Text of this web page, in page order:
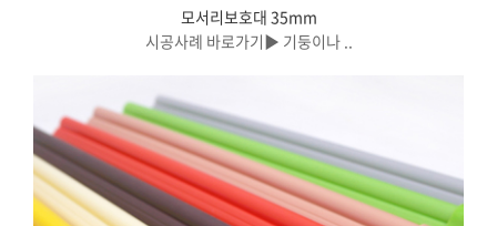
모서리보호대 35mm
시공사례 바로가기▶ 기둥이나 ..